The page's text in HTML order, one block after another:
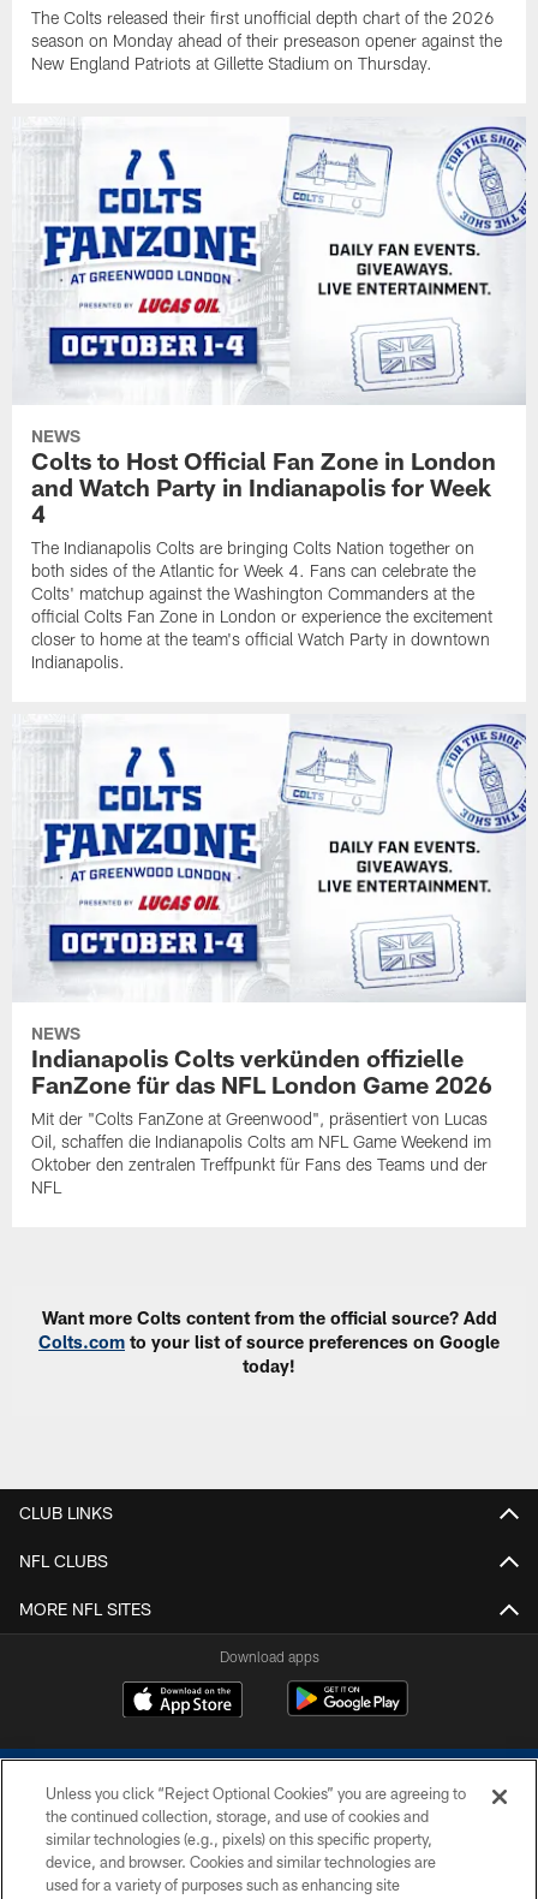
The Colts released their first unofficial depth chart of the 2026
season on Monday ahead of their preseason opener against the
New England Patriots at Gillette Stadium on Thursday.
NEWS
Colts to Host Official Fan Zone in London
and Watch Party in Indianapolis for Week
4
The Indianapolis Colts are bringing Colts Nation together on
both sides of the Atlantic for Week 4. Fans can celebrate the
Colts' matchup against the Washington Commanders at the
official Colts Fan Zone in London or experience the excitement
closer to home at the team's official Watch Party in downtown
Indianapolis.
NEWS
Indianapolis Colts verkünden offizielle
FanZone für das NFL London Game 2026
Mit der "Colts FanZone at Greenwood", präsentiert von Lucas
Oil, schaffen die Indianapolis Colts am NFL Game Weekend im
Oktober den zentralen Treffpunkt für Fans des Teams und der
NFL
Want more Colts content from the official source? Add
Colts.com to your list of source preferences on Google
today!
CLUB LINKS
NFL CLUBS
MORE NFL SITES
Download apps
COPYRIGHT © 2026 COLTS, INC.
Unless you click “Reject Optional Cookies” you are agreeing to
the continued collection, storage, and use of cookies and
similar technologies (e.g., pixels) on this specific property,
device, and browser. Cookies and similar technologies are
used for a variety of purposes such as enhancing site